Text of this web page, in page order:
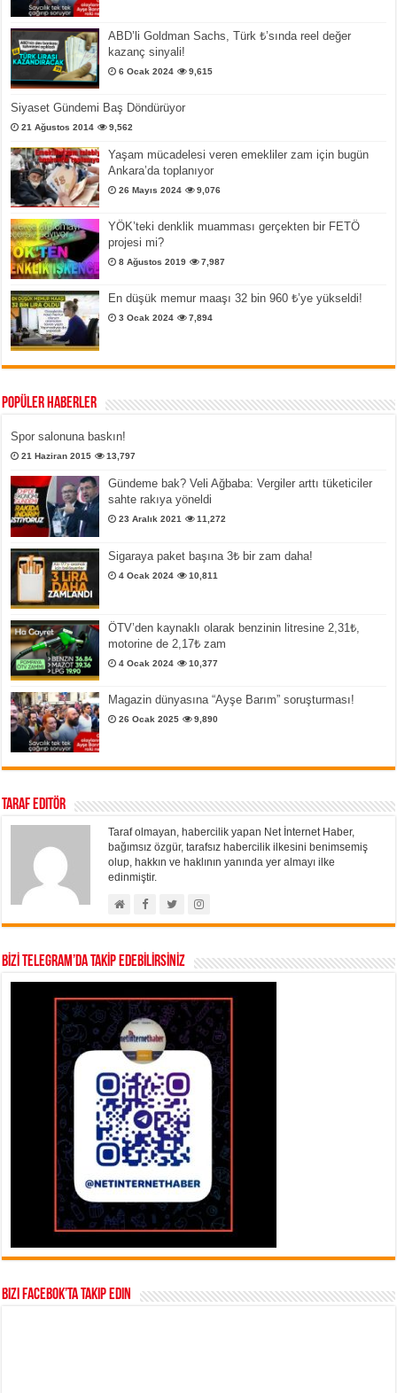
ABD’li Goldman Sachs, Türk ₺’sında reel değer
kazanç sinyali!
6 Ocak 2024 9,615
Siyaset Gündemi Baş Döndürüyor
21 Ağustos 2014 9,562
Yaşam mücadelesi veren emekliler zam için bugün
Ankara’da toplanıyor
26 Mayıs 2024 9,076
YÖK’teki denklik muamması gerçekten bir FETÖ
projesi mi?
8 Ağustos 2019 7,987
En düşük memur maaşı 32 bin 960 ₺’ye yükseldi!
3 Ocak 2024 7,894
Popüler Haberler
Spor salonuna baskın!
21 Haziran 2015 13,797
Gündeme bak? Veli Ağbaba: Vergiler arttı tüketiciler
sahte rakıya yöneldi
23 Aralık 2021 11,272
Sigaraya paket başına 3₺ bir zam daha!
4 Ocak 2024 10,811
ÖTV’den kaynaklı olarak benzinin litresine 2,31₺,
motorine de 2,17₺ zam
4 Ocak 2024 10,377
Magazin dünyasına “Ayşe Barım” soruşturması!
26 Ocak 2025 9,890
Taraf Editör
Taraf olmayan, habercilik yapan Net İnternet Haber,
bağımsız özgür, tarafsız habercilik ilkesini benimsemiş
olup, hakkın ve haklının yanında yer almayı ilke
edinmiştir.
BİZİ TELEGRAM’DA TAKİP EDEBİLİRSİNİZ
Bizi Facebok’ta takip edin